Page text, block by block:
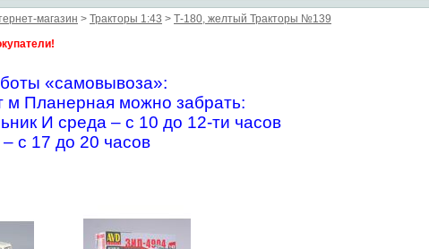
магазин > Тракторы 1:43 > Т-180, желтый Тракторы №139
«самовывоза»:
м Планерная можно забрать:
И среда – с 10 до 12-ти часов
с 17 до 20 часов